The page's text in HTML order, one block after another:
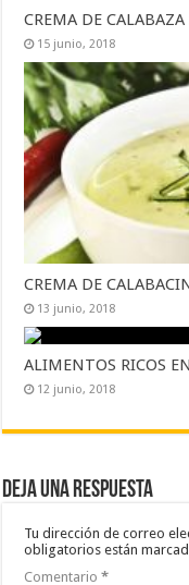
CREMA DE
15 junio, 2018
CREMA DE
13 junio, 2018
ALIMENTOS RICOS
12 junio, 2018
Deja una respuesta
Tu dirección de correo
obligatorios están
Comentario*